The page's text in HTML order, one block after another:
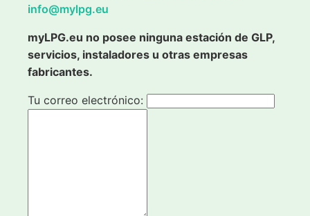
info@mylpg.eu
myLPG.eu no posee ninguna estación de GLP,
servicios, instaladores u otras empresas
fabricantes.
Tu correo electrónico: